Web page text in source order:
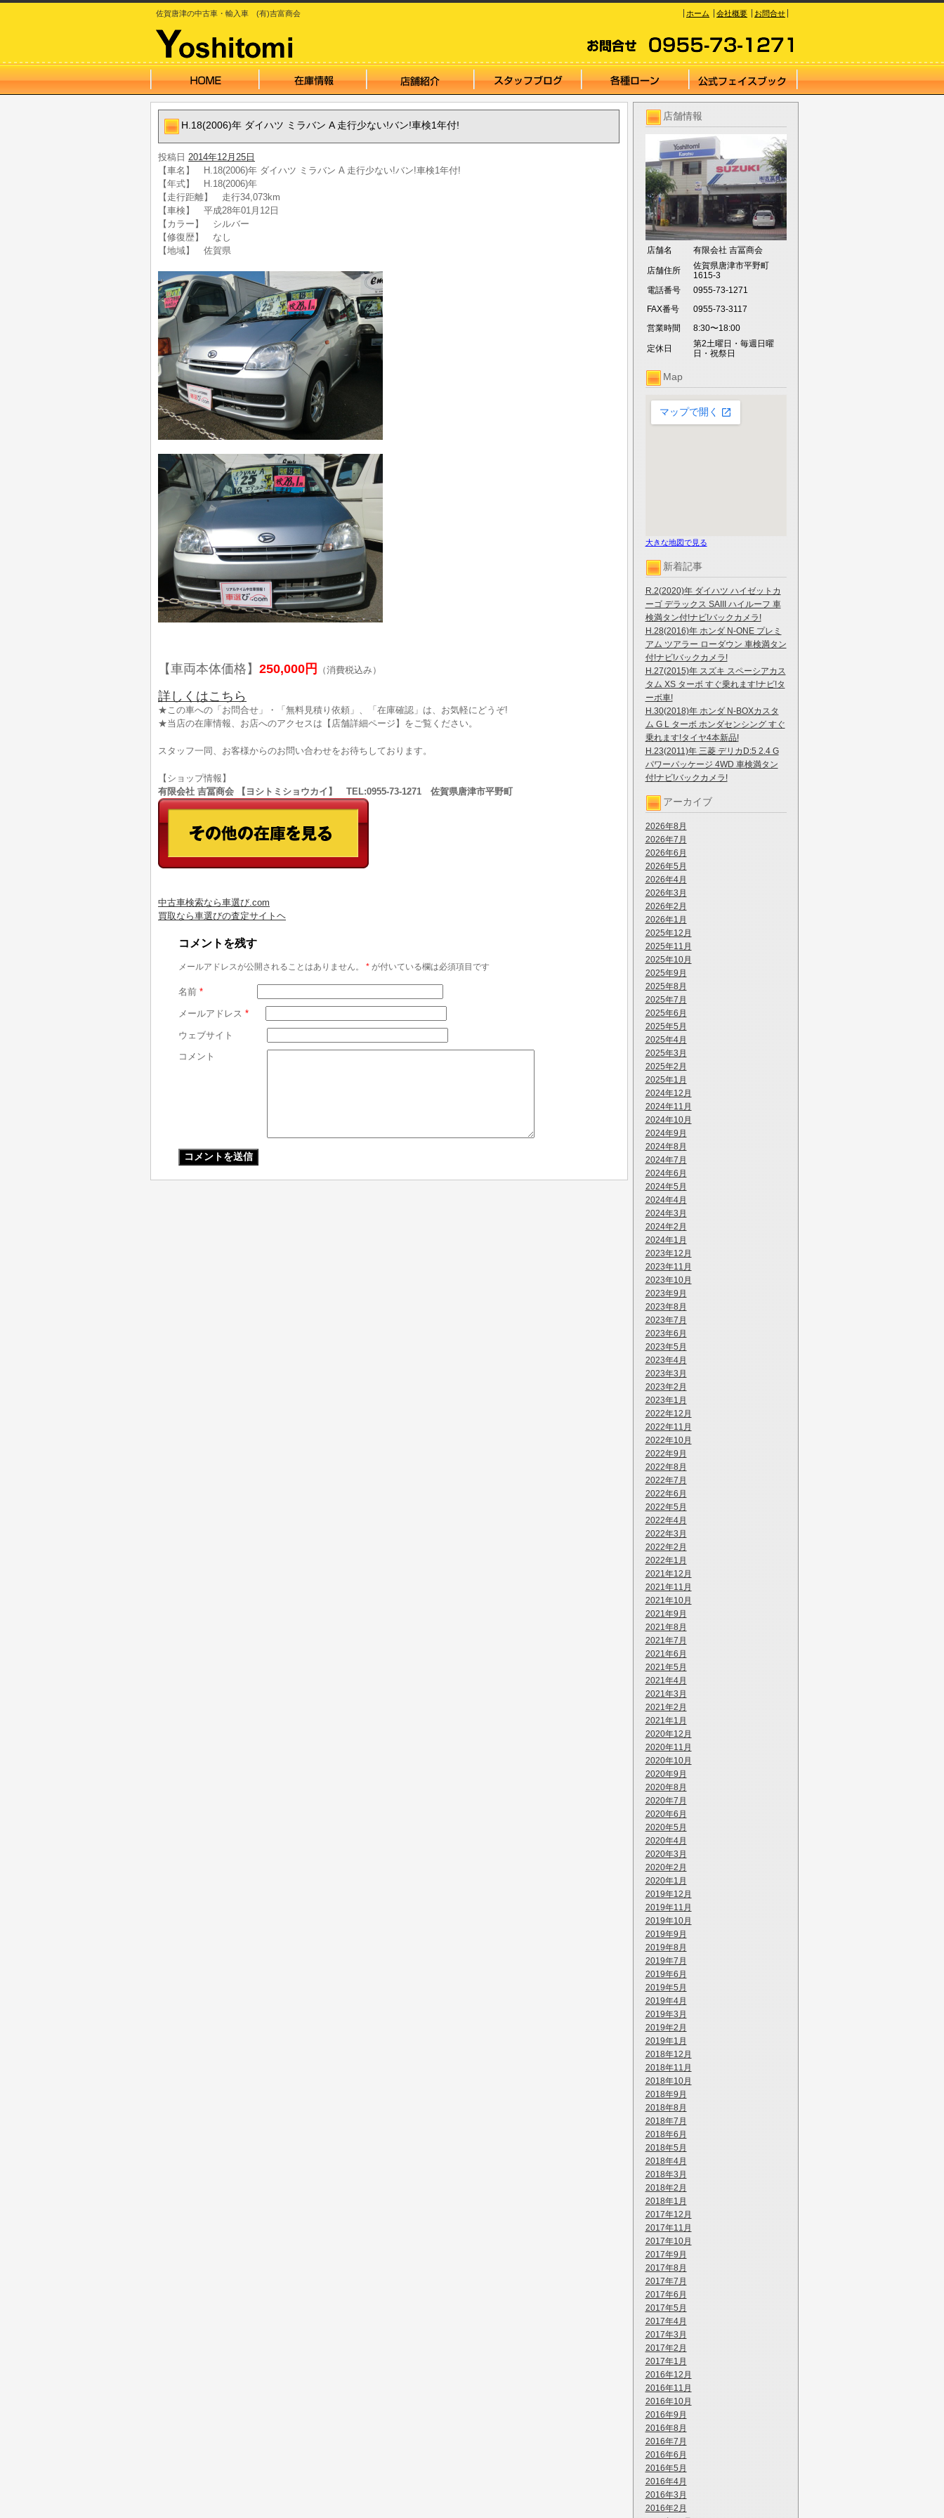
佐賀唐津の中古車・輸入車 (有)吉富商会 ホーム 会社概要 お問合せ
店舗情報
店舗名 有限会社 吉冨商会
店舗住所
佐賀県唐津市平野町
1615-3
電話番号
0955-73-1271
FAX番号
0955-73-3117
営業時間
8:30〜18:00
定休日
第2土曜日・毎週日曜
日・祝祭日
Map
大きな地図で見る
新着記事
R.2(2020)年 ダイハツ ハイゼットカ
ーゴ デラックス SAIII ハイルーフ 車
検満タン付!ナビ!バックカメラ!
H.28(2016)年 ホンダ N-ONE プレミ
アム ツアラー ローダウン 車検満タン
付!ナビ!バックカメラ!
H.27(2015)年 スズキ スペーシアカス
タム XS ターボ すぐ乗れます!ナビ!タ
ーボ車!
H.30(2018)年 ホンダ N-BOXカスタ
ム G L ターボ ホンダセンシング すぐ
乗れます!タイヤ4本新品!
H.23(2011)年 三菱 デリカD:5 2.4 G
パワーパッケージ 4WD 車検満タン
付!ナビ!バックカメラ!
アーカイブ
2026年8月
2026年7月
2026年6月
2026年5月
2026年4月
2026年3月
2026年2月
2026年1月
2025年12月
2025年11月
2025年10月
2025年9月
2025年8月
2025年7月
2025年6月
2025年5月
2025年4月
2025年3月
2025年2月
2025年1月
2024年12月
2024年11月
2024年10月
2024年9月
2024年8月
2024年7月
2024年6月
2024年5月
2024年4月
2024年3月
2024年2月
2024年1月
2023年12月
2023年11月
2023年10月
2023年9月
2023年8月
2023年7月
2023年6月
2023年5月
2023年4月
2023年3月
2023年2月
2023年1月
2022年12月
2022年11月
2022年10月
2022年9月
2022年8月
2022年7月
2022年6月
2022年5月
2022年4月
2022年3月
2022年2月
2022年1月
2021年12月
2021年11月
2021年10月
2021年9月
2021年8月
2021年7月
2021年6月
2021年5月
2021年4月
2021年3月
2021年2月
2021年1月
2020年12月
2020年11月
2020年10月
2020年9月
2020年8月
2020年7月
2020年6月
2020年5月
2020年4月
2020年3月
2020年2月
2020年1月
2019年12月
2019年11月
2019年10月
2019年9月
2019年8月
2019年7月
2019年6月
2019年5月
2019年4月
2019年3月
2019年2月
2019年1月
2018年12月
2018年11月
2018年10月
2018年9月
2018年8月
2018年7月
2018年6月
2018年5月
2018年4月
2018年3月
2018年2月
2018年1月
2017年12月
2017年11月
2017年10月
2017年9月
2017年8月
2017年7月
2017年6月
2017年5月
2017年4月
2017年3月
2017年2月
2017年1月
2016年12月
2016年11月
2016年10月
2016年9月
2016年8月
2016年7月
2016年6月
2016年5月
2016年4月
2016年3月
2016年2月
H.18(2006)年 ダイハツ ミラバン A 走行少ない!バン!車検1年付!
投稿日 2014年12月25日
【車名】 H.18(2006)年 ダイハツ ミラバン A 走行少ない!バン!車検1年付!
【年式】 H.18(2006)年
【走行距離】 走行34,073km
【車検】 平成28年01月12日
【カラー】 シルバー
【修復歴】 なし
【地域】 佐賀県
【車両本体価格】 250,000円 （消費税込み）
詳しくはこちら
★この車への「お問合せ」・「無料見積り依頼」、「在庫確認」は、お気軽にどうぞ!
★当店の在庫情報、お店へのアクセスは【店舗詳細ページ】をご覧ください。
スタッフ一同、お客様からのお問い合わせをお待ちしております。
【ショップ情報】
有限会社 吉冨商会 【ヨシトミショウカイ】 TEL:0955-73-1271 佐賀県唐津市平野町
中古車検索なら車選び.com
買取なら車選びの査定サイトヘ
コメントを残す
メールアドレスが公開されることはありません。 * が付いている欄は必須項目です
名前 *
メールアドレス *
ウェブサイト
コメント